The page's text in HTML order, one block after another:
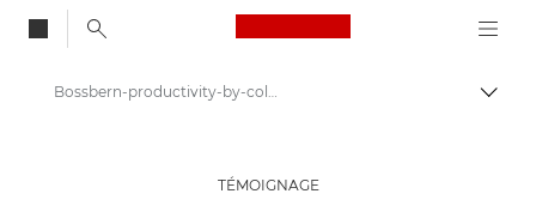
Canon Logo, back
Bossbern-productivity-by-colorado
TÉMOIGNAGE